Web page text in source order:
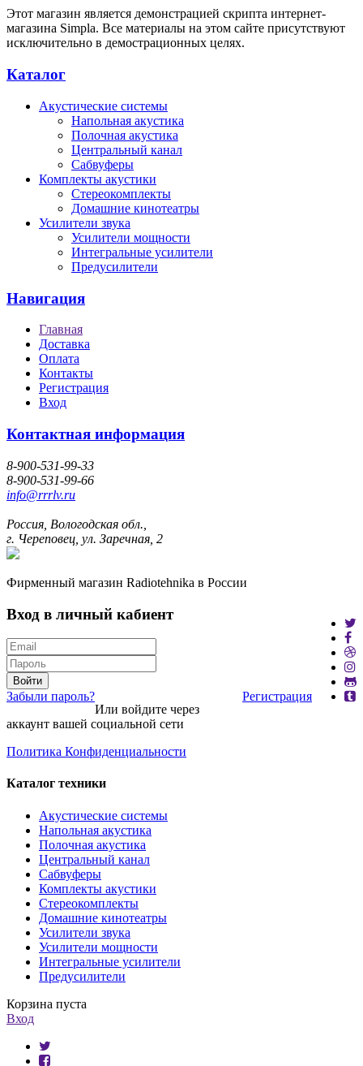
Этот магазин является демонстрацией скрипта интернет-
магазина Simpla. Все материалы на этом сайте присутствуют
исключительно в демострационных целях.
Каталог
Акустические системы
Напольная акустика
Полочная акустика
Центральный канал
Сабвуферы
Комплекты акустики
Стереокомплекты
Домашние кинотеатры
Усилители звука
Усилители мощности
Интегральные усилители
Предусилители
Навигация
Главная
Доставка
Оплата
Контакты
Регистрация
Вход
Контактная информация
8-900-531-99-33
8-900-531-99-66
info@rrrlv.ru
Россия, Вологодская обл.,
г. Череповец, ул. Заречная, 2
Фирменный магазин Radiotehnika в России
Вход в личный кабиент
Войти
Забыли пароль?
Регистрация
Или войдите через
аккаунт вашей социальной сети
Политика Конфиденциальности
Каталог техники
Акустические системы
Напольная акустика
Полочная акустика
Центральный канал
Сабвуферы
Комплекты акустики
Стереокомплекты
Домашние кинотеатры
Усилители звука
Усилители мощности
Интегральные усилители
Предусилители
Корзина пуста
Вход